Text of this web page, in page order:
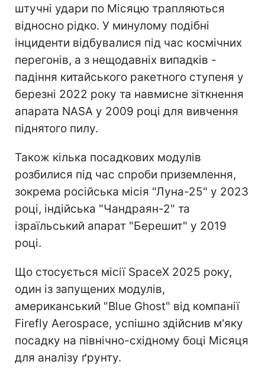
штучні удари по Місяцю трапляються
відносно рідко. У минулому подібні
інциденти відбувалися під час космічних
перегонів, а з нещодавніх випадків -
падіння китайського ракетного ступеня у
березні 2022 року та навмисне зіткнення
апарата NASA у 2009 році для вивчення
піднятого пилу.
Також кілька посадкових модулів
розбилися під час спроби приземлення,
зокрема російська місія "Луна-25" у 2023
році, індійська "Чандраян-2" та
ізраїльський апарат "Берешит" у 2019
році.
Що стосується місії SpaceX 2025 року,
один із запущених модулів,
американський "Blue Ghost" від компанії
Firefly Aerospace, успішно здійснив м'яку
посадку на північно-східному боці Місяця
для аналізу ґрунту.